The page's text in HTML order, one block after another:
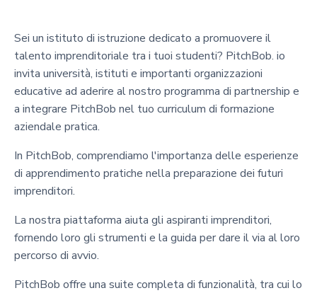
Sei un istituto di istruzione dedicato a promuovere il
talento imprenditoriale tra i tuoi studenti? PitchBob. io
invita università, istituti e importanti organizzazioni
educative ad aderire al nostro programma di partnership e
a integrare PitchBob nel tuo curriculum di formazione
aziendale pratica.
In PitchBob, comprendiamo l'importanza delle esperienze
di apprendimento pratiche nella preparazione dei futuri
imprenditori.
La nostra piattaforma aiuta gli aspiranti imprenditori,
fornendo loro gli strumenti e la guida per dare il via al loro
percorso di avvio.
PitchBob offre una suite completa di funzionalità, tra cui lo